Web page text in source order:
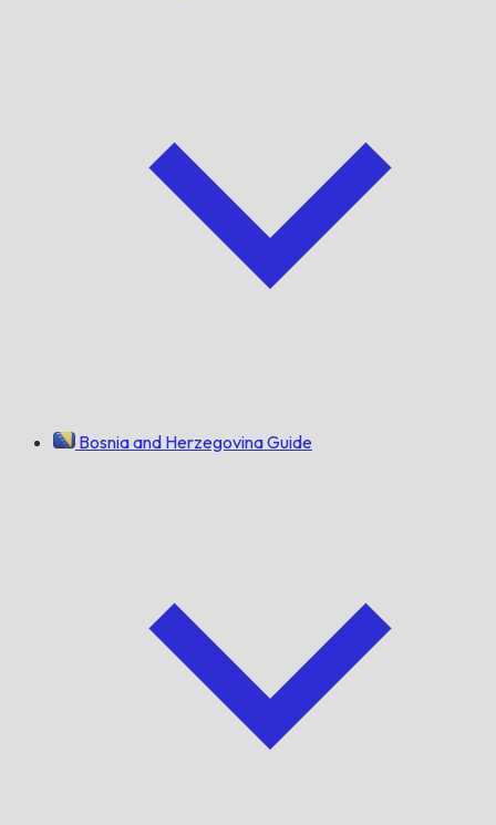
Bosnia and Herzegovina Guide